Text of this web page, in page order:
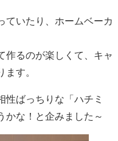
ていたり、ホームベーカ
作るのが楽しくて、キャ
す。
性ばっちりな「ハチミ
かな！と企みました～